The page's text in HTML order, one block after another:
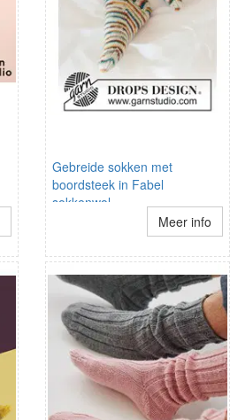
Gebreide sokken met
boordsteek in Fabel
sokkenwol
Meer info